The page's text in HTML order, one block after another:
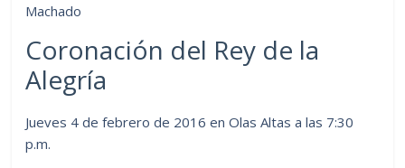
Machado
Coronación del Rey de la
Alegría
Jueves 4 de febrero de 2016 en Olas Altas a las 7:30
p.m.